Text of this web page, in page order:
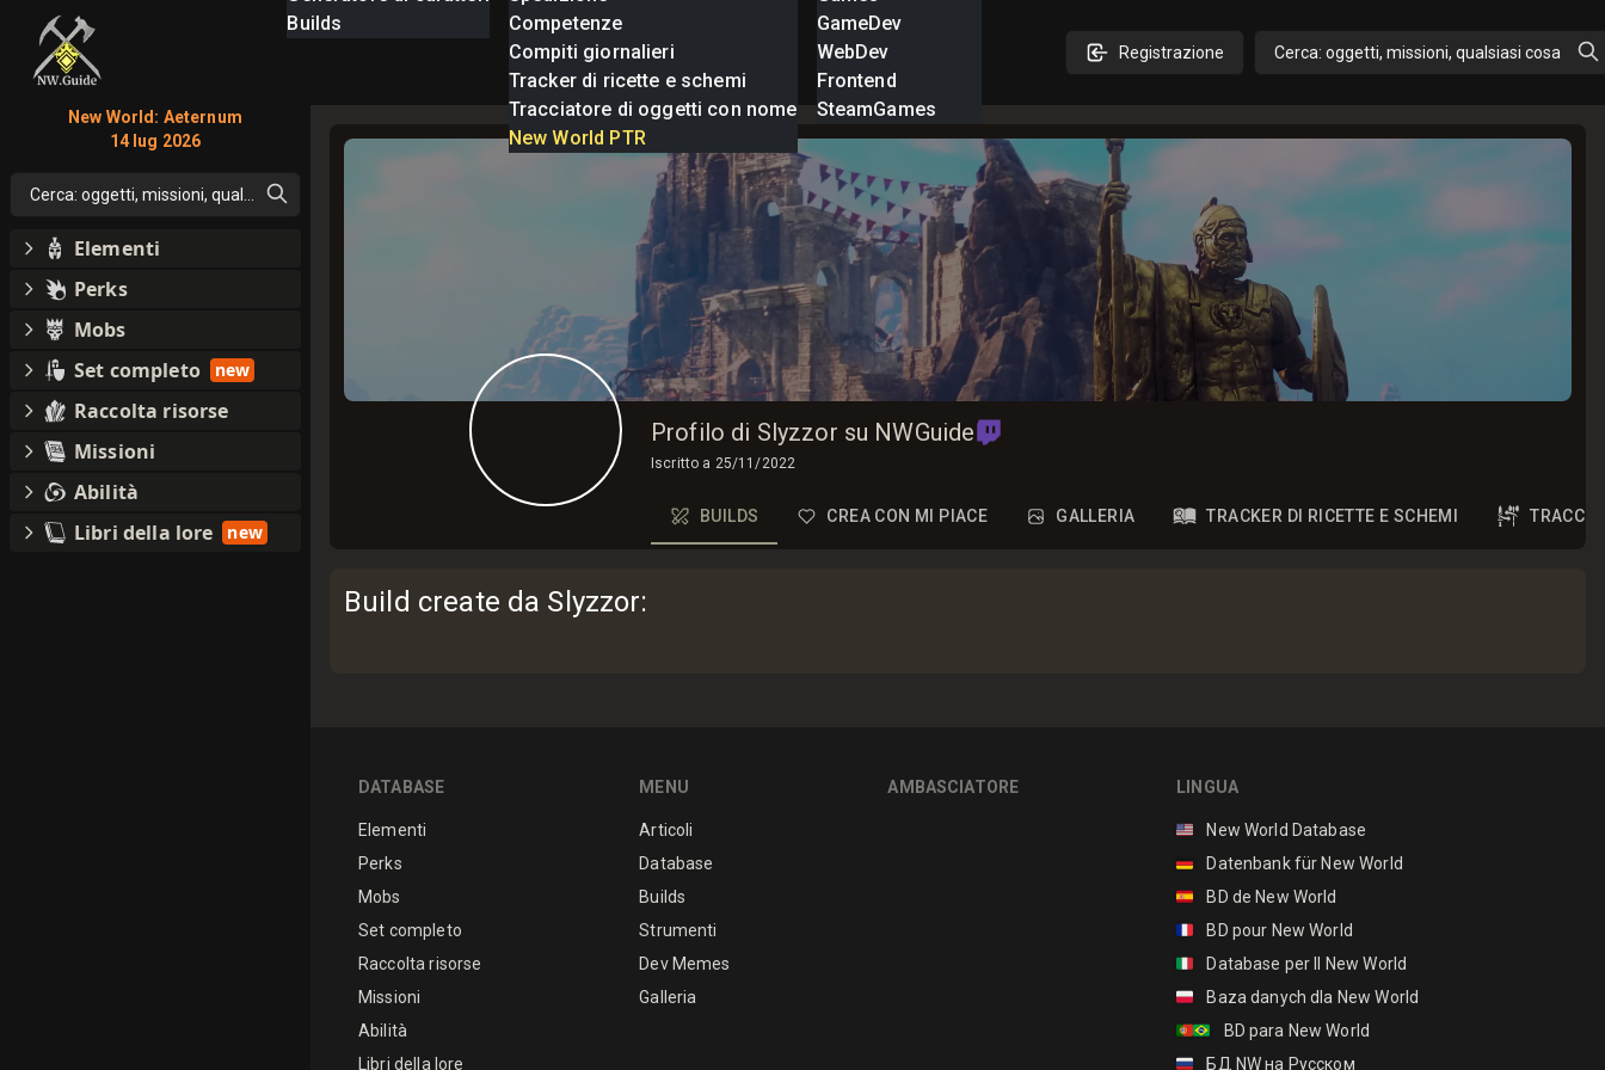
Builds
Competenze
Compiti giornalieri
Tracker di ricette e schemi
Tracciatore di oggetti con nome
New World PTR
GameDev
WebDev
Frontend
SteamGames
Registrazione Cerca: oggetti, missioni, qualsiasi cosa
Profilo di Slyzzor su NWGuide
Iscritto a 25/11/2022
BUILDS CREA CON MI PIACE GALLERIA TRACKER DI RICETTE E SCHEMI
Build create da Slyzzor:
DATABASE
Elementi
Perks
Mobs
Set completo
Raccolta risorse
Missioni
Abilità
Libri della lore
MENU
Articoli
Database
Builds
Strumenti
Dev Memes
Galleria
AMBASCIATORE LINGUA
🇺🇸
New World Database
🇩🇪
Datenbank für New World
🇪🇸
BD de New World
🇫🇷
BD pour New World
🇮🇹
Database per Il New World
🇵🇱
Baza danych dla New World
🇵🇹🇧🇷
BD para New World
🇷🇺
БД NW на Русском
New World: Aeternum
14 lug 2026
Cerca: oggetti, missioni, qualsiasi cosa
Elementi
Perks
Mobs
Set completo
new
Raccolta risorse
Missioni
Abilità
Libri della lore
new